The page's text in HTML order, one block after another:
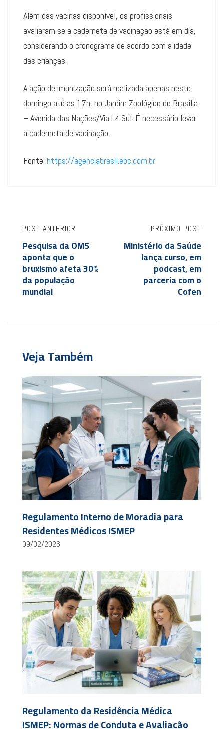
Além das vacinas disponível, os profissionais
avaliaram se a caderneta de vacinação está em dia,
considerando o cronograma de acordo com a idade
das crianças.
A ação de imunização será realizada apenas neste
domingo até as 17h, no Jardim Zoológico de Brasília
– Avenida das Nações/Via L4 Sul. É necessário levar
a caderneta de vacinação.
Fonte: https://agenciabrasil.ebc.com.br
POST ANTERIOR
Pesquisa da OMS
aponta que o
bruxismo afeta 30%
da população
mundial
PRÓXIMO POST
Ministério da Saúde
lança curso, em
podcast, em
parceria com o
Cofen
Veja Também
Regulamento Interno de Moradia para
Residentes Médicos ISMEP
09/02/2026
Regulamento da Residência Médica
ISMEP: Normas de Conduta e Avaliação